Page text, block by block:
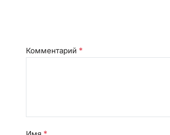
Комментарий *